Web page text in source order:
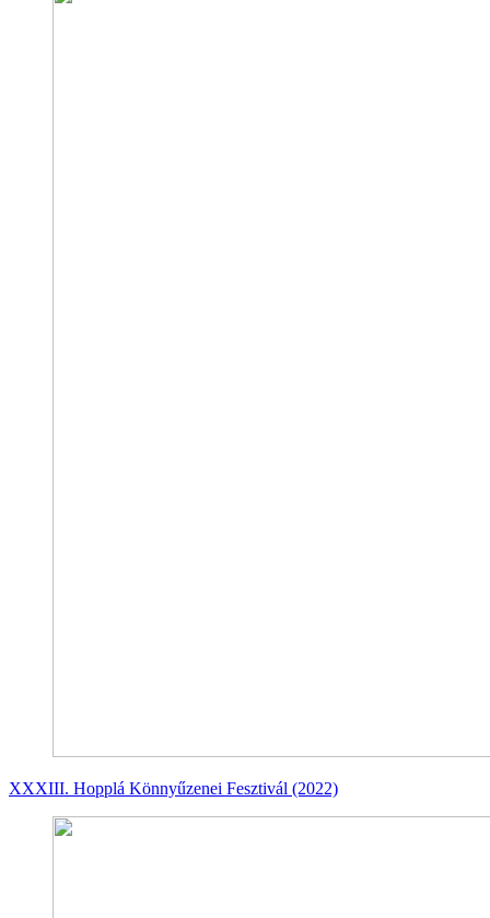
XXXIII. Hopplá Könnyűzenei Fesztivál (2022)